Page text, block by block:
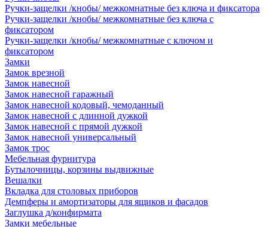
Ручки-защелки /кнобы/ межкомнатные без ключа и фиксатора
Ручки-защелки /кнобы/ межкомнатные без ключа с
фиксатором
Ручки-защелки /кнобы/ межкомнатные с ключом и
фиксатором
Замки
Замок врезной
Замок навесной
Замок навесной гаражный
Замок навесной кодовый, чемоданный
Замок навесной с длинной дужкой
Замок навесной с прямой дужкой
Замок навесной универсальный
Замок трос
Мебельная фурнитура
Бутылочницы, корзины выдвижные
Вешалки
Вкладка для столовых приборов
Демпферы и амортизаторы для ящиков и фасадов
Заглушка д/конфирмата
Замки мебельные